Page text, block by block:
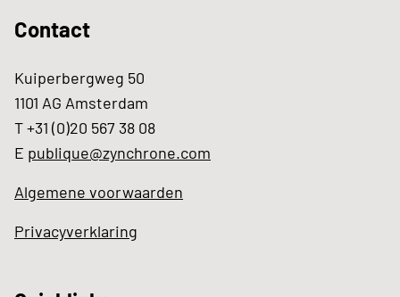
Contact
Kuiperbergweg 50
1101 AG Amsterdam
T +31 (0)20 567 38 08
E publique@zynchrone.com
Algemene voorwaarden
Privacyverklaring